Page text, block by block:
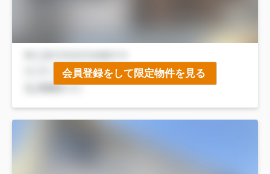
会員登録をして限定物件を見る